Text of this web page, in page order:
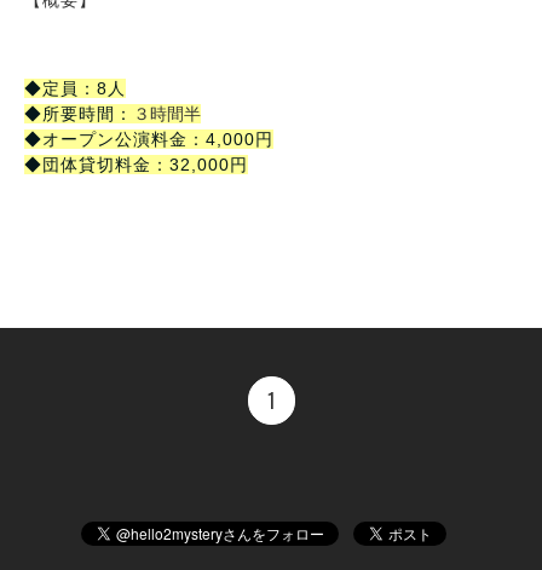
◆定員：8人
◆所要時間：
３時間半
◆オープン公演料金：4,000円
◆団体貸切料金：32,000円
1